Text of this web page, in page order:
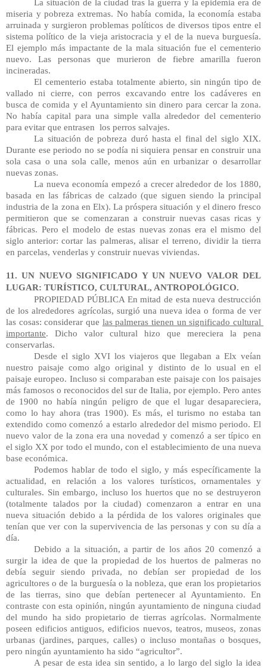
La situación de la ciudad tras la guerra y la epidemia era de
miseria y pobreza extremas. No había comida, la economía estaba
arruinada y surgieron problemas políticos de diversos tipos entre el
sistema político de la vieja aristocracia y el de la nueva burguesía.
El ejemplo más impactante de la mala situación fue el cementerio
nuevo. Las personas que murieron de fiebre amarilla fueron
incineradas.
El cementerio estaba totalmente abierto, sin ningún tipo de
vallado ni cierre, con perros excavando entre los cadáveres en
busca de comida y el Ayuntamiento sin dinero para cercar la zona.
No había capital para una simple valla alrededor del cementerio
para evitar que entrasen  los perros salvajes.
La situación de pobreza duró hasta el final del siglo XIX.
Durante ese periodo no se podía ni siquiera pensar en construir una
sola casa o una sola calle, menos aún en urbanizar o desarrollar
nuevas zonas.
La nueva economía empezó a crecer alrededor de los 1880,
basada en las fábricas de calzado (que siguen siendo la principal
industria de la zona en Elx). La próspera situación y el dinero fresco
permitieron que se comenzaran a construir nuevas casas ricas y
fábricas. Pero el modelo de estas nuevas zonas era el mismo del
siglo anterior: cortar las palmeras, alisar el terreno, dividir la tierra
en parcelas, venderlas y construir nuevas viviendas.
11. UN NUEVO SIGNIFICADO Y UN NUEVO VALOR DEL
LUGAR: TURÍSTICO, CULTURAL, ANTROPOLÓGICO.
PROPIEDAD PÚBLICA En mitad de esta nueva destrucción
de los alrededores agrícolas, surgió una nueva idea o forma de ver
las cosas: considerar que las palmeras tienen un significado cultural
importante. Dicho valor cultural hizo que mereciera la pena
conservarlas.
Desde el siglo XVI los viajeros que llegaban a Elx veían
nuestro paisaje como algo original y distinto de lo usual en el
paisaje europeo. Incluso si comparaban este paisaje con los paisajes
más famosos o reconocidos del sur de Italia, por ejemplo. Pero antes
de 1900 no había ningún peligro de que el lugar desapareciera,
como lo hay ahora (tras 1900). Es más, el turismo no estaba tan
extendido como comenzó a estarlo alrededor del mismo periodo. El
nuevo valor de la zona era una novedad y comenzó a ser típico en
el siglo XX por todo el mundo, con el establecimiento de una nueva
base económica.
Podemos hablar de todo el siglo, y más específicamente la
actualidad, en relación a los valores turísticos, ornamentales y
culturales. Sin embargo, incluso los huertos que no se destruyeron
(totalmente talados por la ciudad) comenzaron a entrar en una
nueva situación debido a la pérdida de los valores originales que
tenían que ver con la supervivencia de las personas y con su día a
día.
Debido a la situación, a partir de los años 20 comenzó a
surgir la idea de que la propiedad de los huertos de palmeras no
debía seguir siendo privada, no debían ser propiedad de los
agricultores o de la burguesía o la nobleza, que eran los propietarios
de las tierras, sino que debían pertenecer al Ayuntamiento. En
contraste con esta opinión, ningún ayuntamiento de ninguna ciudad
del mundo ha sido propietario de tierras agrícolas. Normalmente
poseen edificios antiguos, edificios nuevos, teatros, museos, zonas
urbanas (jardines, parques, calles) o incluso montañas o bosques,
pero ningún ayuntamiento ha sido “agricultor”.
A pesar de esta idea sin sentido, a lo largo del siglo la idea